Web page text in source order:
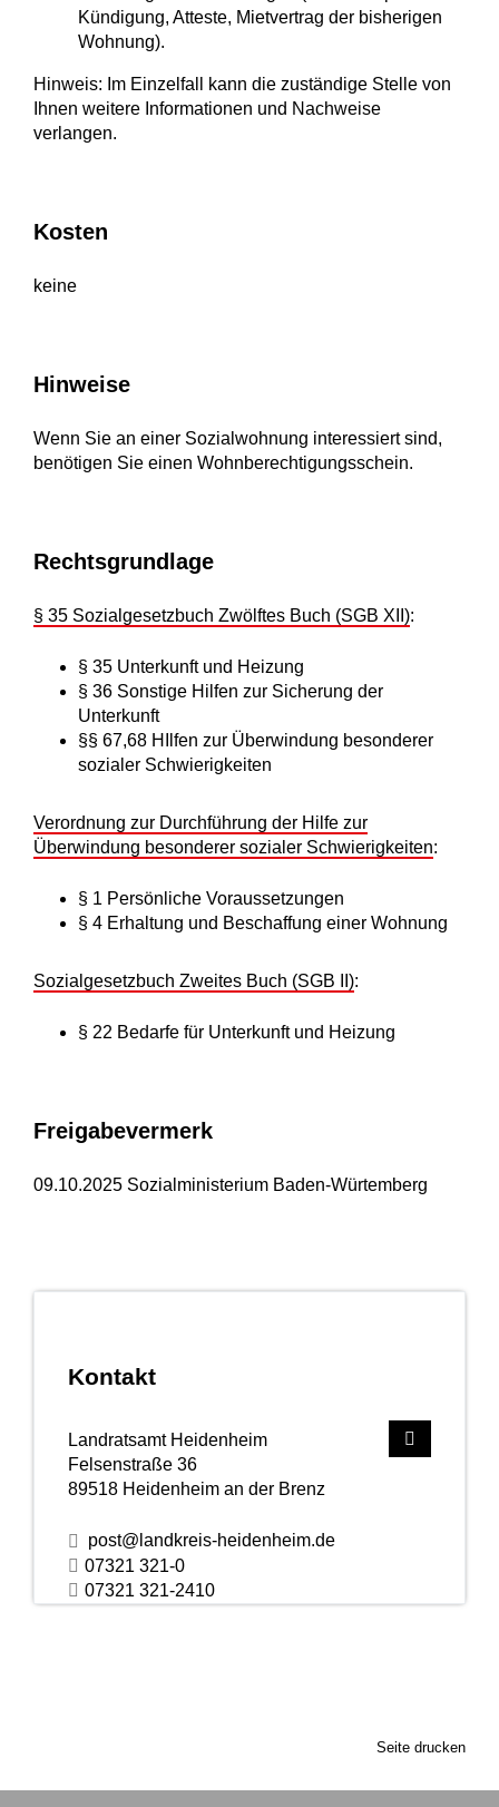
Kontakt
Landratsamt Heidenheim
Felsenstraße 36
89518 Heidenheim an der Brenz
post@landkreis-heidenheim.de
07321 321-0
07321 321-2410
Kündigung, Atteste, Mietvertrag der bisherigen
Wohnung).
Hinweis: Im Einzelfall kann die zuständige Stelle von
Ihnen weitere Informationen und Nachweise
verlangen.
Kosten
keine
Hinweise
Wenn Sie an einer Sozialwohnung interessiert sind,
benötigen Sie einen Wohnberechtigungsschein.
Rechtsgrundlage
§ 35 Sozialgesetzbuch Zwölftes Buch (SGB XII):
§ 35 Unterkunft und Heizung
§ 36 Sonstige Hilfen zur Sicherung der
Unterkunft
§§ 67,68 HIlfen zur Überwindung besonderer
sozialer Schwierigkeiten
Verordnung zur Durchführung der Hilfe zur
Überwindung besonderer sozialer Schwierigkeiten:
§ 1 Persönliche Voraussetzungen
§ 4 Erhaltung und Beschaffung einer Wohnung
Sozialgesetzbuch Zweites Buch (SGB II):
§ 22 Bedarfe für Unterkunft und Heizung
Freigabevermerk
09.10.2025 Sozialministerium Baden-Würtemberg
Seite drucken